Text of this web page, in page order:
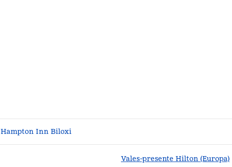
Hampton Inn Biloxi
Vales-presente Hilton (Europa)